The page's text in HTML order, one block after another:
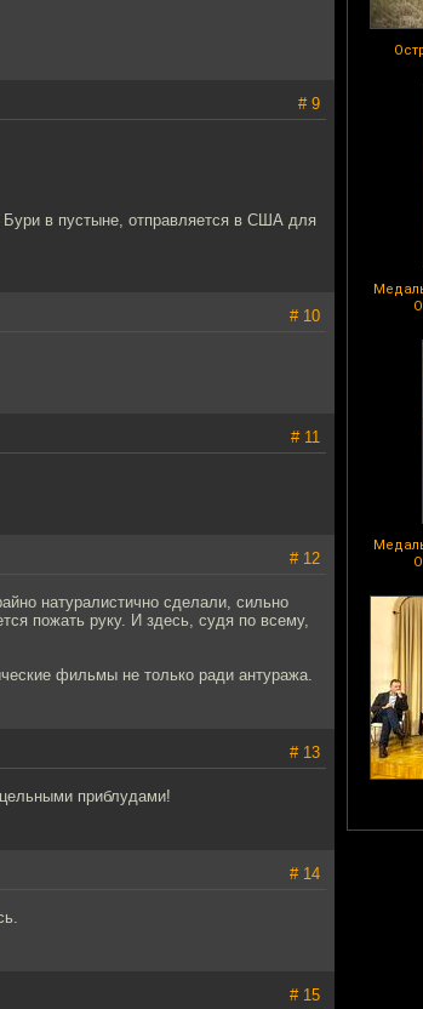
# 9
в пустыне, отправляется в США для
# 10
# 11
# 12
натуралистично сделали, сильно
пожать руку. И здесь, судя по всему,
фильмы не только ради антуража.
# 13
приблудами!
# 14
# 15